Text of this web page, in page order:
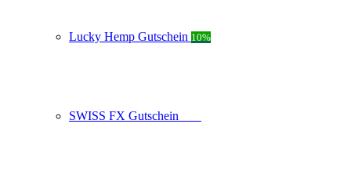
Lucky Hemp Gutschein 10%
SWISS FX Gutschein